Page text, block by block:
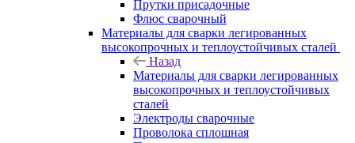
Прутки присадочные
Флюс сварочный
Материалы для сварки легированных
высокопрочных и теплоустойчивых сталей
Назад
Материалы для сварки легированных
высокопрочных и теплоустойчивых
сталей
Электроды сварочные
Проволока сплошная